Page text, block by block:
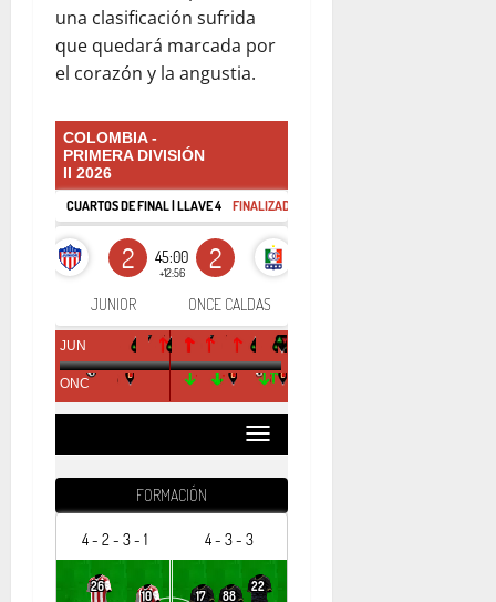
una clasificación sufrida
que quedará marcada por
el corazón y la angustia.